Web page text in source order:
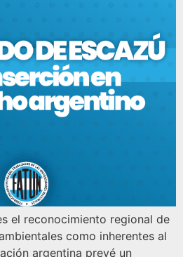
el reconocimiento regional de
como inherentes al
argentina prevé un